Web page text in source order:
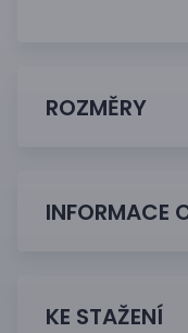
ROZMĚRY
INFORMACE
KE STAŽENÍ